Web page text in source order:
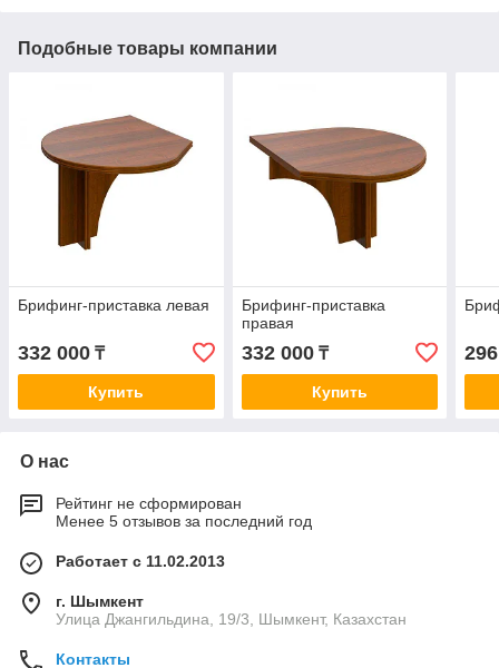
Подобные товары компании
Брифинг-приставка левая
332 000 ₸
Купить
Брифинг-приставка
правая
332 000₸
Купить
О нас
Рейтинг не сформирован
Менее 5 отзывов за последний год
Работает с 11.02.2013
г. Шымкент
Улица Джангильдина, 19/3, Шымкент, Казахстан
Контакты